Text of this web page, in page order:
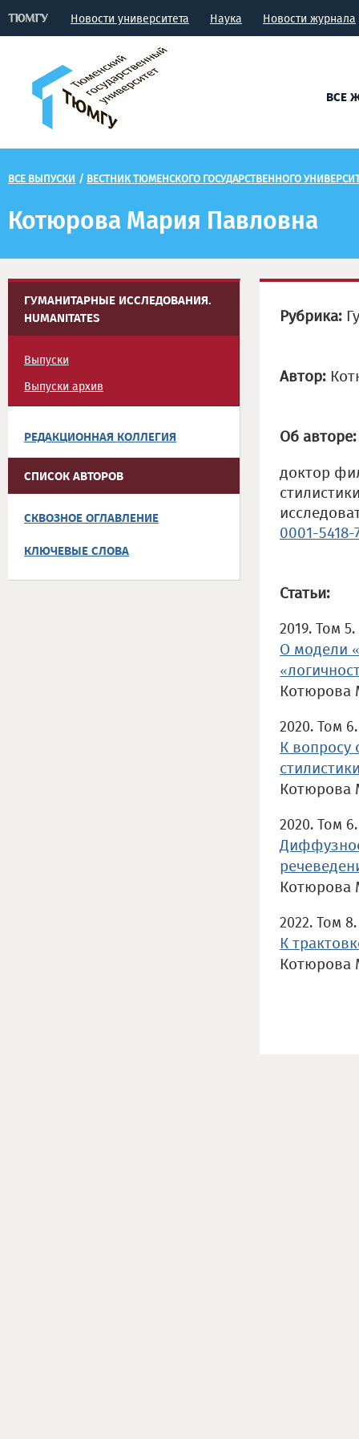
Новости университета Наука Новости журнала
ВСЕ
ВСЕ ВЫПУСКИ / ВЕСТНИК ТЮМЕНСКОГО ГОСУДАРСТВЕННОГО
Котюрова Мария Павловна
ГУМАНИТАРНЫЕ ИССЛЕДОВАНИЯ.
HUMANITATES
Выпуски
Выпуски архив
РЕДАКЦИОННАЯ КОЛЛЕГИЯ
СПИСОК АВТОРОВ
СКВОЗНОЕ ОГЛАВЛЕНИЕ
КЛЮЧЕВЫЕ СЛОВА
Рубрика:
Автор:
Об авторе:
доктор
0001-5418-
Статьи:
2019. Том
О модели
Котюрова
2020. Том
К вопросу
Котюрова
2020. Том
Котюрова
2022. Том
К
Котюрова